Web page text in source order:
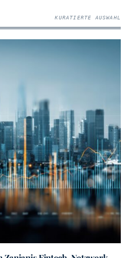
KURATIERTE AUSWAHL